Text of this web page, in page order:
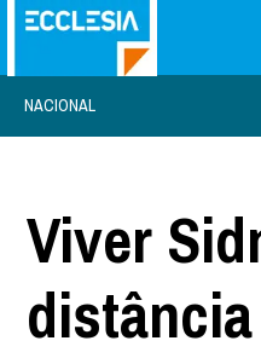
NACIONAL
Viver
distância